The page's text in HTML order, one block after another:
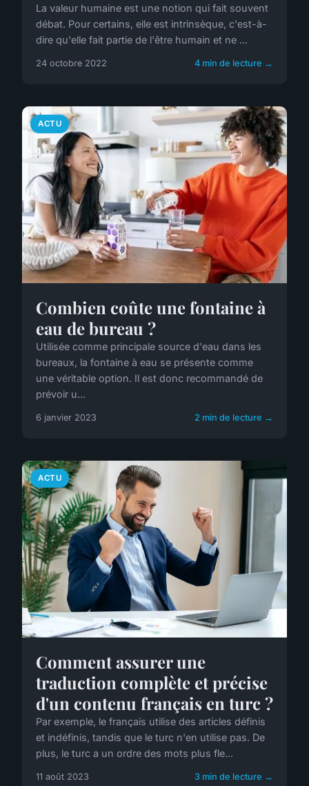
La valeur humaine est une notion qui fait souvent
débat. Pour certains, elle est intrinsèque, c'est-à-
dire qu'elle fait partie de l'être humain et ne ...
24 octobre 2022 4 min de lecture →
ACTU
Combien coûte une fontaine à
eau de bureau ?
Utilisée comme principale source d'eau dans les
bureaux, la fontaine à eau se présente comme
une véritable option. Il est donc recommandé de
prévoir u...
6 janvier 2023 2 min de lecture →
ACTU
Comment assurer une
traduction complète et précise
d'un contenu français en turc ?
Par exemple, le français utilise des articles définis
et indéfinis, tandis que le turc n'en utilise pas. De
plus, le turc a un ordre des mots plus fle...
11 août 2023 3 min de lecture →